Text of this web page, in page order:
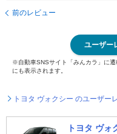
前のレビュー
ユーザー
※自動車SNSサイト「みんカラ」に
にも表示されます。
トヨタ ヴォクシー のユーザー
トヨタ ヴォ